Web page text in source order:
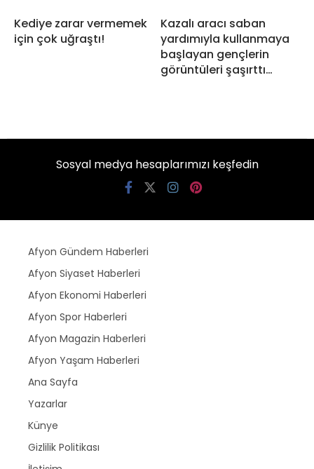
Kediye zarar vermemek
için çok uğraştı!
Kazalı aracı saban
yardımıyla kullanmaya
başlayan gençlerin
görüntüleri şaşırttı…
Sosyal medya hesaplarımızı keşfedin
Afyon Gündem Haberleri
Afyon Siyaset Haberleri
Afyon Ekonomi Haberleri
Afyon Spor Haberleri
Afyon Magazin Haberleri
Afyon Yaşam Haberleri
Ana Sayfa
Yazarlar
Künye
Gizlilik Politikası